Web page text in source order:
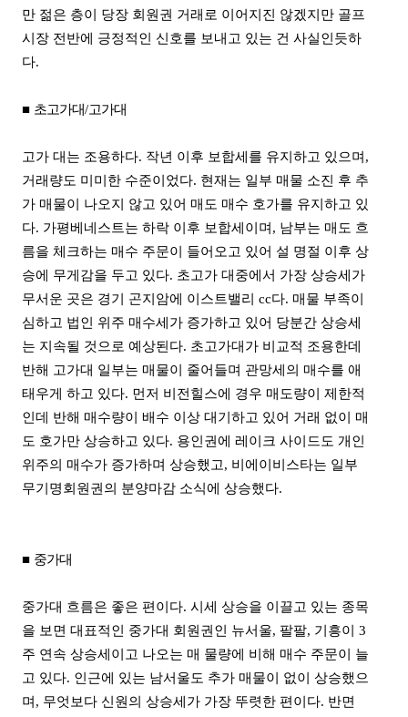
만 젊은 층이 당장 회원권 거래로 이어지진 않겠지만 골프
시장 전반에 긍정적인 신호를 보내고 있는 건 사실인듯하
다.
■ 초고가대/고가대
고가 대는 조용하다. 작년 이후 보합세를 유지하고 있으며,
거래량도 미미한 수준이었다. 현재는 일부 매물 소진 후 추
가 매물이 나오지 않고 있어 매도 매수 호가를 유지하고 있
다. 가평베네스트는 하락 이후 보합세이며, 남부는 매도 흐
름을 체크하는 매수 주문이 들어오고 있어 설 명절 이후 상
승에 무게감을 두고 있다. 초고가 대중에서 가장 상승세가
무서운 곳은 경기 곤지암에 이스트밸리 cc다. 매물 부족이
심하고 법인 위주 매수세가 증가하고 있어 당분간 상승세
는 지속될 것으로 예상된다. 초고가대가 비교적 조용한데
반해 고가대 일부는 매물이 줄어들며 관망세의 매수를 애
태우게 하고 있다. 먼저 비전힐스에 경우 매도량이 제한적
인데 반해 매수량이 배수 이상 대기하고 있어 거래 없이 매
도 호가만 상승하고 있다. 용인권에 레이크 사이드도 개인
위주의 매수가 증가하며 상승했고, 비에이비스타는 일부
무기명회원권의 분양마감 소식에 상승했다.
■ 중가대
중가대 흐름은 좋은 편이다. 시세 상승을 이끌고 있는 종목
을 보면 대표적인 중가대 회원권인 뉴서울, 팔팔, 기흥이 3
주 연속 상승세이고 나오는 매 물량에 비해 매수 주문이 늘
고 있다. 인근에 있는 남서울도 추가 매물이 없이 상승했으
며, 무엇보다 신원의 상승세가 가장 뚜렷한 편이다. 반면